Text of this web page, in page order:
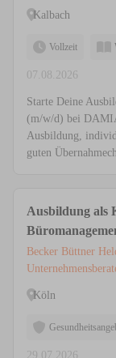
Kalbach
Vollzeit
07.08.2026
Starte Deine
(m/w/d) bei
Ausbildung,
guten
Ausbildung als
Becker Büttner
Köln
29.07.2026